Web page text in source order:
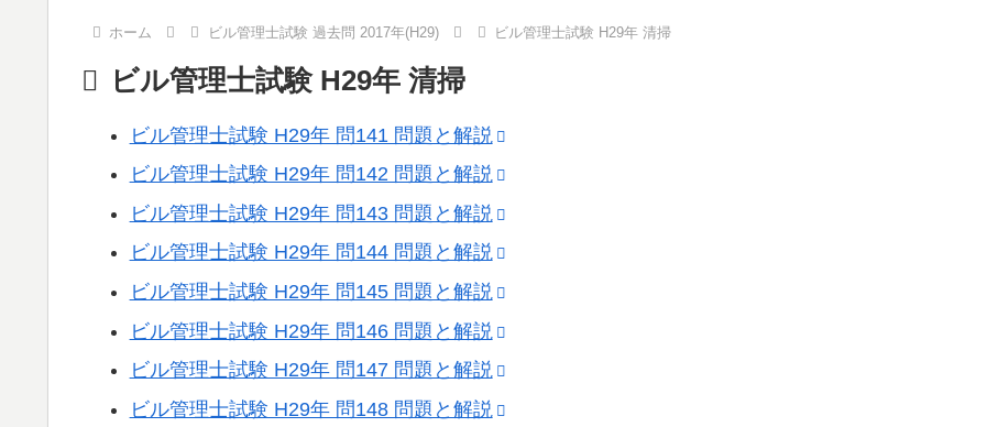
ホーム ビル管理士試験 過去問 2017年(H29) ビル管理士試験 H29年 清掃
ビル管理士試験 H29年 清掃
ビル管理士試験 H29年 問141 問題と解説
ビル管理士試験 H29年 問142 問題と解説
ビル管理士試験 H29年 問143 問題と解説
ビル管理士試験 H29年 問144 問題と解説
ビル管理士試験 H29年 問145 問題と解説
ビル管理士試験 H29年 問146 問題と解説
ビル管理士試験 H29年 問147 問題と解説
ビル管理士試験 H29年 問148 問題と解説